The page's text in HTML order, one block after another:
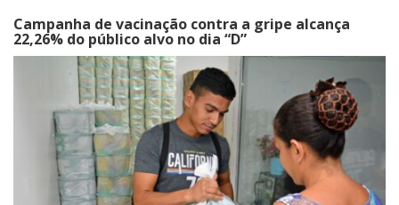
Campanha de vacinação contra a gripe alcança
22,26% do público alvo no dia “D”